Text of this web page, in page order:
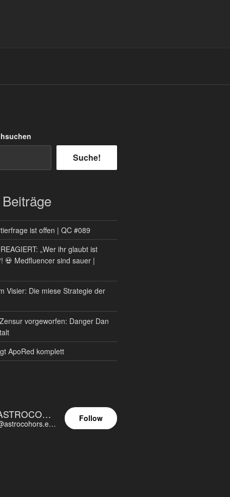
Suche!
ist offen | QC #089
„Wer ihr glaubt ist
💀 Medfluencer sind sauer |
Visier: Die miese Strategie der
vorgeworfen: Danger Dan
ApoRed komplett
ASTROCOHORS EUNOIA ULTIMA
@astrocohors.eu@astrocohors.eu
Follow